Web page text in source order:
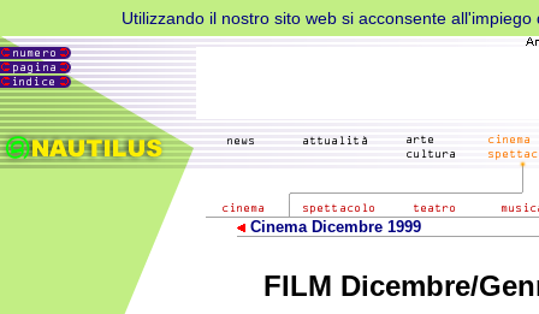
Utilizzando il nostro sito web si acconsente
Cinema Dicembre 1999
FILM Dicembre/